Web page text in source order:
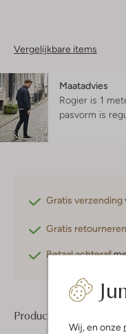
Wij, en onze
Vergelijkbare items
Maatadvies
Rogier is 1
pasvorm is
Gratis verzending
Gratis retourneren
Betaal achteraf
Product informatie